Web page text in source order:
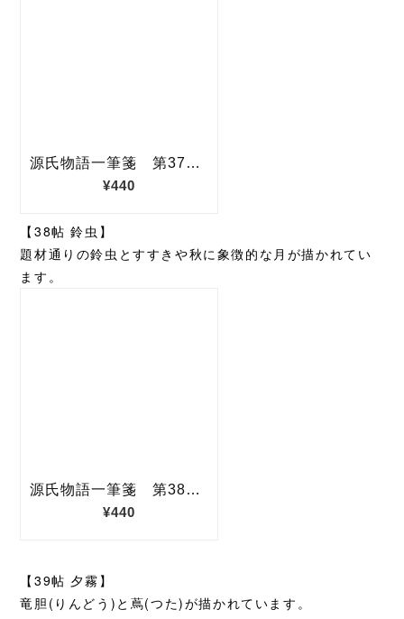
【38帖 鈴虫】
題材通りの鈴虫とすすきや秋に象徴的な月が描かれてい
ます。
【39帖 夕霧】
竜胆(りんどう)と蔦(つた)が描かれています。